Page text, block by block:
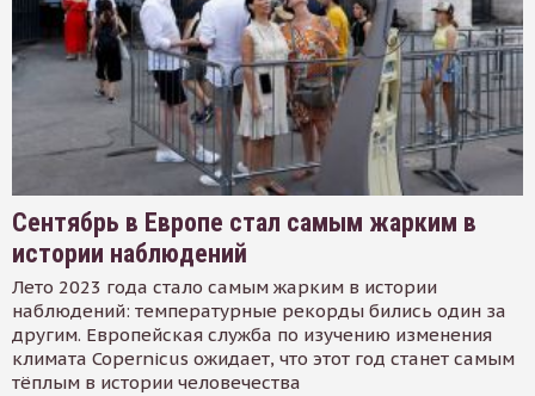
Сентябрь в Европе стал самым жарким в
истории наблюдений
Лето 2023 года стало самым жарким в истории
наблюдений: температурные рекорды бились один за
другим. Европейская служба по изучению изменения
климата Copernicus ожидает, что этот год станет самым
тёплым в истории человечества